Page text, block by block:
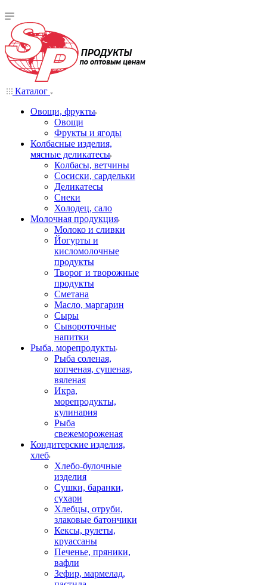
Каталог
Овощи, фрукты
Овощи
Фрукты и ягоды
Колбасные изделия,
мясные деликатесы
Колбасы, ветчины
Сосиски, сардельки
Деликатесы
Снеки
Холодец, сало
Молочная продукция
Молоко и сливки
Йогурты и
кисломолочные
продукты
Творог и творожные
продукты
Сметана
Масло, маргарин
Сыры
Сывороточные
напитки
Рыба, морепродукты
Рыба соленая,
копченая, сушеная,
вяленая
Икра,
морепродукты,
кулинария
Рыба
свежемороженая
Кондитерские изделия,
хлеб
Хлебо-булочные
изделия
Сушки, баранки,
сухари
Хлебцы, отруби,
злаковые батончики
Кексы, рулеты,
круассаны
Печенье, пряники,
вафли
Зефир, мармелад,